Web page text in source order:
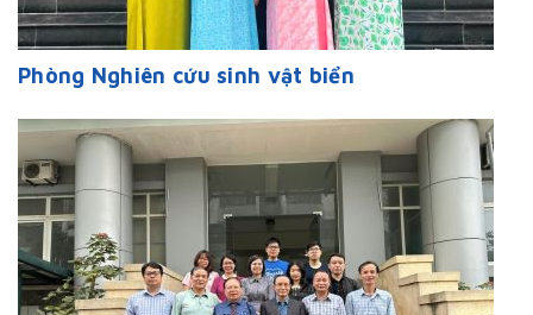
Phòng Nghiên cứu sinh vật biển